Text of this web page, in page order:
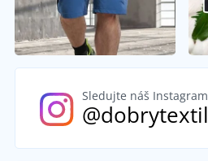
Sledujte náš Instagram
@dobrytextil